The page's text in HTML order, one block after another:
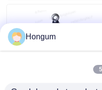
Bitte um ein Angebot
Hongum